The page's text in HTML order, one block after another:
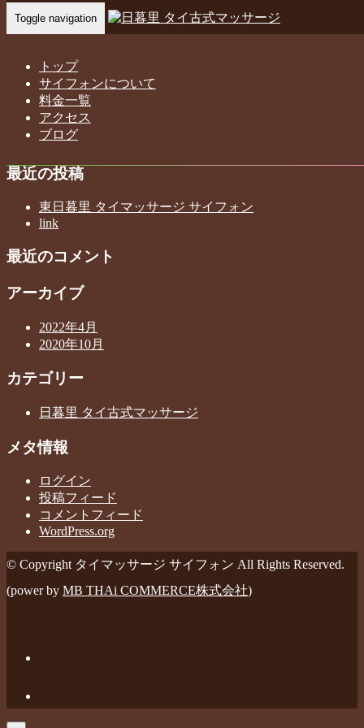
Toggle navigation
トップ
サイフォンについて
料金一覧
アクセス
ブログ
Home- ゆめ …
ゆめ 東日暮里 タイ古式マッサージ サイフォン
最近の投稿
東日暮里 タイマッサージ サイフォン
link
最近のコメント
アーカイブ
2022年4月
2020年10月
カテゴリー
日暮里 タイ古式マッサージ
メタ情報
ログイン
投稿フィード
コメントフィード
WordPress.org
© Copyright タイマッサージ サイフォン All Rights Reserved.
(power by MB THAi COMMERCE株式会社)